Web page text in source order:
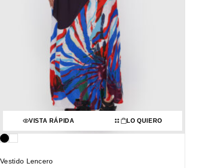
VISTA RÁPIDA LO QUIERO
Vestido Lencero